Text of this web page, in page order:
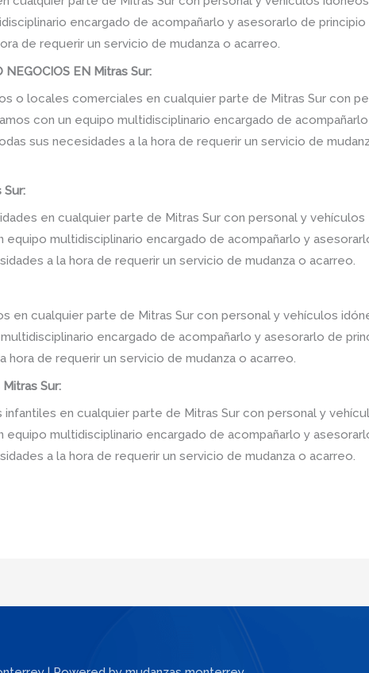
encargado de acompañarlo y asesorarlo de principio
de requerir un servicio de mudanza o acarreo.
NEGOCIOS EN Mitras Sur:
o locales comerciales en cualquier parte de Mitras Sur con
con un equipo multidisciplinario encargado de
sus necesidades a la hora de requerir un servicio de
Sur:
en cualquier parte de Mitras Sur con personal y vehículos
multidisciplinario encargado de acompañarlo y
a la hora de requerir un servicio de mudanza o acarreo.
en cualquier parte de Mitras Sur con personal y vehículos
encargado de acompañarlo y asesorarlo de
de requerir un servicio de mudanza o acarreo.
Mitras Sur:
en cualquier parte de Mitras Sur con personal y
multidisciplinario encargado de acompañarlo y
a la hora de requerir un servicio de mudanza o acarreo.